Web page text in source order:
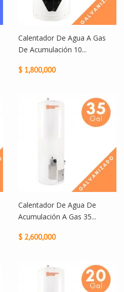
Calentador De Agua A Gas
De Acumulación 10...
$ 1,800,000
Calentador De Agua De
Acumulación A Gas 35...
$ 2,600,000